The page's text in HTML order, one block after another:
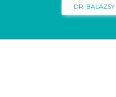
DR.